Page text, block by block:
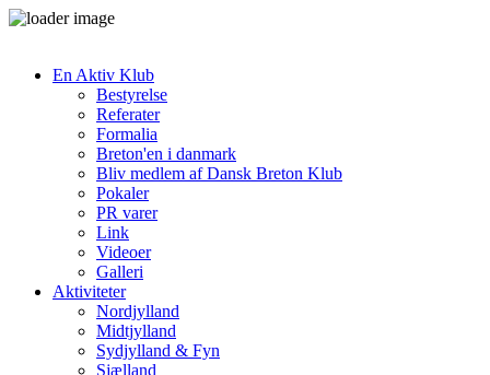
En Aktiv Klub
Bestyrelse
Referater
Formalia
Breton'en i danmark
Bliv medlem af Dansk Breton Klub
Pokaler
PR varer
Link
Videoer
Galleri
Aktiviteter
Nordjylland
Midtjylland
Sydjylland & Fyn
Sjælland